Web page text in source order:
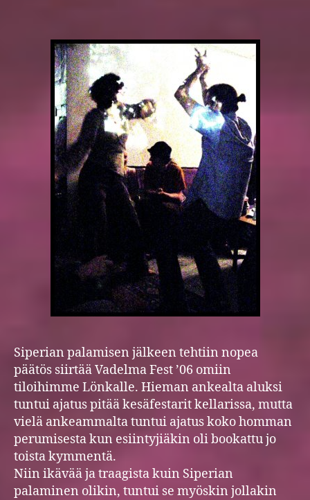
Siperian palamisen jälkeen tehtiin nopea
päätös siirtää Vadelma Fest ’06 omiin
tiloihimme Lönkalle. Hieman ankealta aluksi
tuntui ajatus pitää kesäfestarit kellarissa, mutta
vielä ankeammalta tuntui ajatus koko homman
perumisesta kun esiintyjiäkin oli bookattu jo
toista kymmentä.
Niin ikävää ja traagista kuin Siperian
palaminen olikin, tuntui se myöskin jollakin